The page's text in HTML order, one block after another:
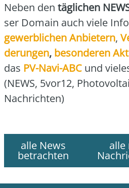
Neben den täg­li­chen
ser Domain auch vie­le
gewerb­li­chen Anbie­tern,
de­run­gen, beson­de­ren
das PV-Navi-ABC und
(NEWS, 5vor12,
Nach­rich­ten)
alle News
betrachten
alle